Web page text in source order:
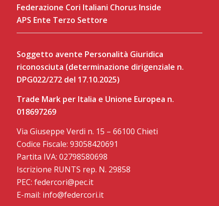
Federazione Cori Italiani Chorus Inside
APS Ente Terzo Settore
Soggetto avente Personalità Giuridica
riconosciuta (determinazione dirigenziale n.
DPG022/272 del 17.10.2025)
Trade Mark per Italia e Unione Europea n.
018697269
Via Giuseppe Verdi n. 15 – 66100 Chieti
Codice Fiscale: 93058420691
Partita IVA: 02798580698
Iscrizione RUNTS rep. N. 29858
PEC: federcori@pec.it
E-mail: info@federcori.it